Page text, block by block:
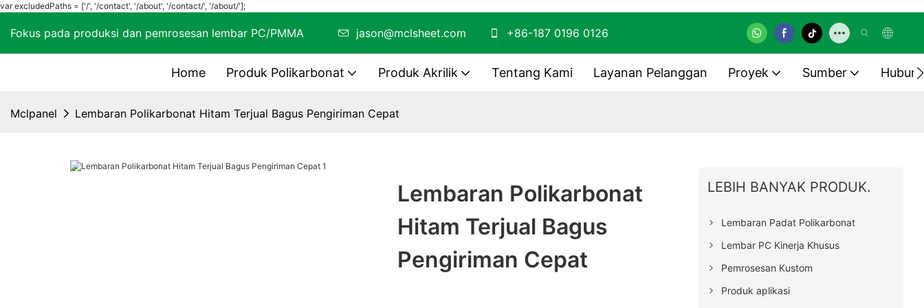
var excludedPaths = ['/', '/contact', '/about', '/contact/', '/about/'];
Fokus pada produksi dan pemrosesan lembar PC/PMMA jason@mclsheet.com +86-187 0196 0126
Home Produk Polikarbonat Produk Akrilik Tentang Kami Layanan Pelanggan Proyek Sumber
Mclpanel Lembaran Polikarbonat Hitam Terjual Bagus Pengiriman Cepat
Lembaran Polikarbonat
Hitam Terjual Bagus
Pengiriman Cepat
LEBIH BANYAK PRODUK.
Lembaran Padat Polikarbonat
Lembar PC Kinerja Khusus
Pemrosesan Kustom
Produk aplikasi